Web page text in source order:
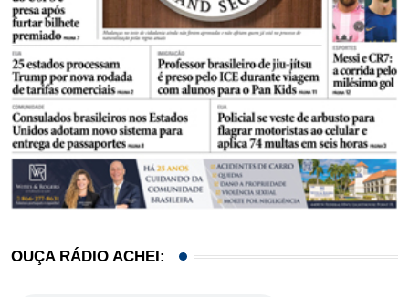
OUÇA RÁDIO ACHEI: